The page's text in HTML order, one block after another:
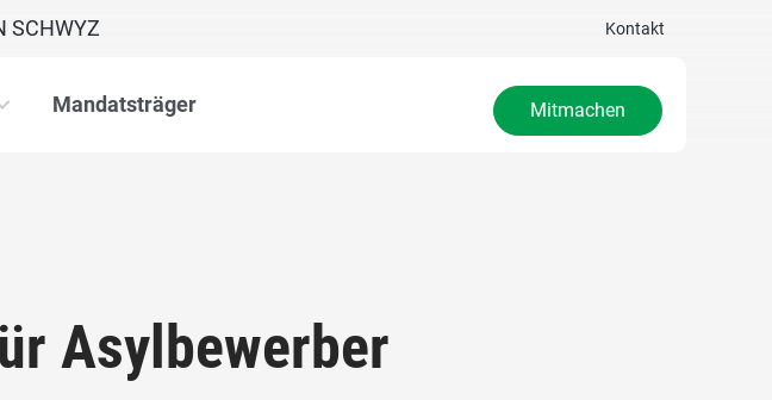
Kontakt
SCHWYZ
Mandatsträger Mitmachen
Asylbewerber